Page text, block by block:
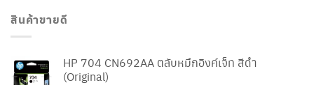
สินค้าขายดี
HP 704 CN692AA ตลับหมึกอิงค์เจ็ท สีดำ
(Original)